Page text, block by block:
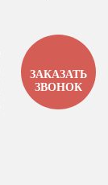
ЗАКАЗАТЬ
ЗВОНОК